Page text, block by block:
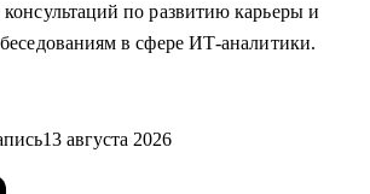
из смежных ролей
писателям и др.) - если ваша цель
рынка
консультаций по развитию карьеры и
в сфере ИТ-аналитики.
13 августа 2026